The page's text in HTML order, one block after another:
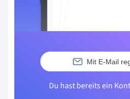
Mit E-Mail
Du hast bereits ein